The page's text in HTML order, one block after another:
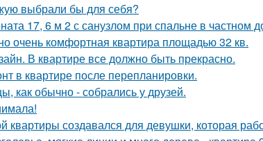
выбрали бы для себя?
17, 6 м 2 с санузлом при спальне в частном
очень комфортная квартира площадью 32 кв.
В квартире все должно быть прекрасно.
в квартире после перепланировки.
как обычно - собрались у друзей.
квартиры создавался для девушки, которая